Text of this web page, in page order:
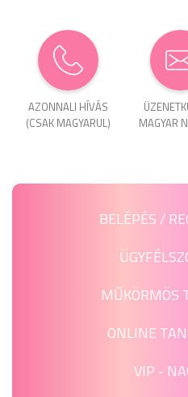
AZONNALI HÍVÁS
(CSAK MAGYARUL)
MAGYAR
BELÉPÉS /
MŰKÖRMÖS
ONLINE
VIP -